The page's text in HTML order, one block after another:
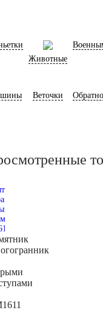
Животные
Веточки